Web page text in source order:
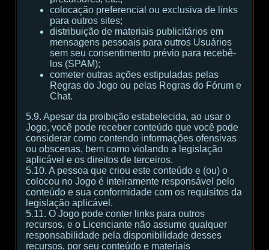
colocação preferencial ou exclusiva de links
para outros sites;
distribuição de materiais publicitários em
mensagens pessoais para outros Usuários
sem seu consentimento prévio para recebê-
los (SPAM);
cometer outras ações estipuladas pelas
Regras do Jogo ou pelas Regras do Fórum e
Chat.
5.9. Apesar da proibição estabelecida, ao usar o
Jogo, você pode receber conteúdo que você pode
considerar como contendo informações ofensivas
ou obscenas, bem como violando a legislação
aplicável e os direitos de terceiros.
5.10. A pessoa que criou este conteúdo e (ou) o
colocou no Jogo é inteiramente responsável pelo
conteúdo e sua conformidade com os requisitos da
legislação aplicável.
5.11. O Jogo pode conter links para outros
recursos, e o Licenciante não assume qualquer
responsabilidade pela disponibilidade desses
recursos, por seu conteúdo e materiais